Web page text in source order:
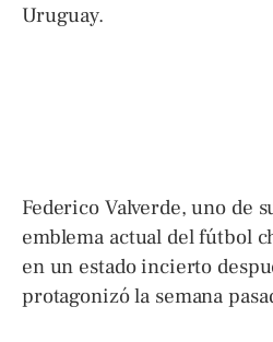
Uruguay.
Federico Valverde, uno de
emblema actual del fútbol
en un estado incierto
protagonizó la semana